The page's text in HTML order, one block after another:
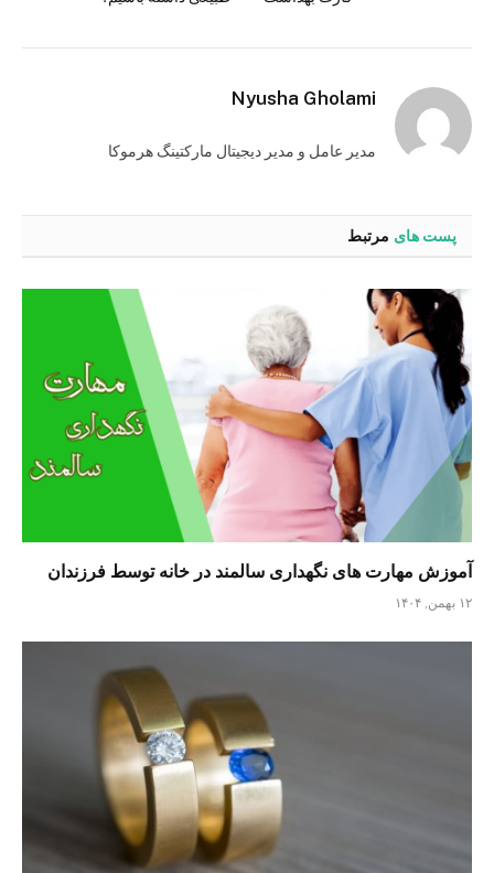
Nyusha Gholami
مدیر عامل و مدیر دیجیتال مارکتینگ هرموکا
پست های مرتبط
آموزش مهارت های نگهداری سالمند در خانه توسط فرزندان
۱۲ بهمن, ۱۴۰۴